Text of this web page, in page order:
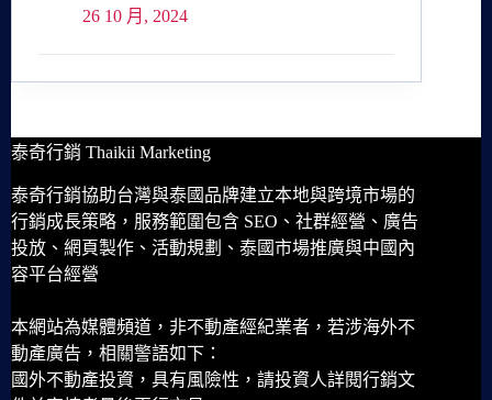
26 10 月, 2024
泰奇行銷 Thaikii Marketing
泰奇行銷協助台灣與泰國品牌建立本地與跨境市場的
行銷成長策略，服務範圍包含 SEO、社群經營、廣告
投放、網頁製作、活動規劃、泰國市場推廣與中國內
容平台經營
本網站為媒體頻道，非不動產經紀業者，若涉海外不
動產廣告，相關警語如下：
國外不動產投資，具有風險性，請投資人詳閱行銷文